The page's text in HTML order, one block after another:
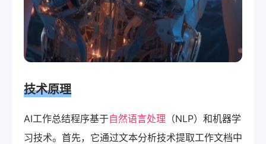
技术原理
AI工作总结程序基于自然语言处理 （NLP）和机器学
习技术。首先，它通过文本分析技术提取工作文档中